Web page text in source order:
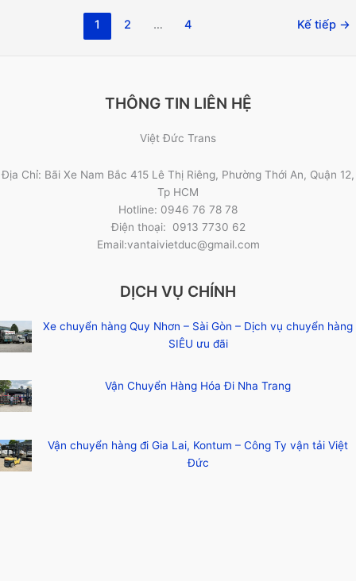
1 2 … 4 Kế tiếp →
THÔNG TIN LIÊN HỆ
Việt Đức Trans
Địa Chỉ: Bãi Xe Nam Bắc 415 Lê Thị Riêng, Phường Thới An, Quận 12,
Tp HCM
Hotline: 0946 76 78 78
Điện thoại: 0913 7730 62
Email:vantaivietduc@gmail.com
DỊCH VỤ CHÍNH
Xe chuyển hàng Quy Nhơn – Sài Gòn – Dịch vụ chuyển hàng
SIÊU ưu đãi
Vận Chuyển Hàng Hóa Đi Nha Trang
Vận chuyển hàng đi Gia Lai, Kontum – Công Ty vận tải Việt
Đức